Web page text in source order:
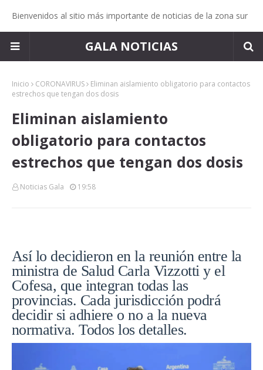
Bienvenidos al sitio más importante de noticias de la zona sur
GALA NOTICIAS
Inicio CORONAVIRUS
Eliminan aislamiento obligatorio para contactos
estrechos que tengan dos dosis
Eliminan aislamiento
obligatorio para contactos
estrechos que tengan dos dosis
Noticias Gala 19:58
Así lo decidieron en la reunión entre la
ministra de Salud Carla Vizzotti y el
Cofesa, que integran todas las
provincias. Cada jurisdicción podrá
decidir si adhiere o no a la nueva
normativa. Todos los detalles.